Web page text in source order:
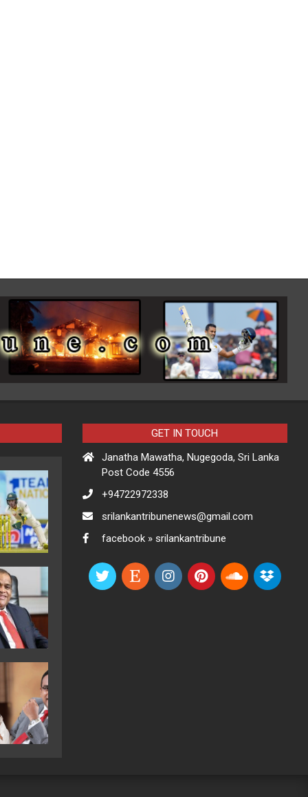
GET IN TOUCH
Janatha Mawatha, Nugegoda, Sri Lanka
Post Code 4556
+94722972338
srilankantribunenews@gmail.com
facebook » srilankantribune